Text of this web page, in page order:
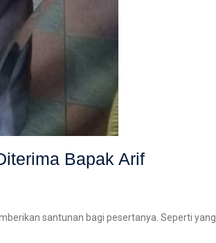
Bapak Arif
santunan bagi pesertanya. Seperti yang